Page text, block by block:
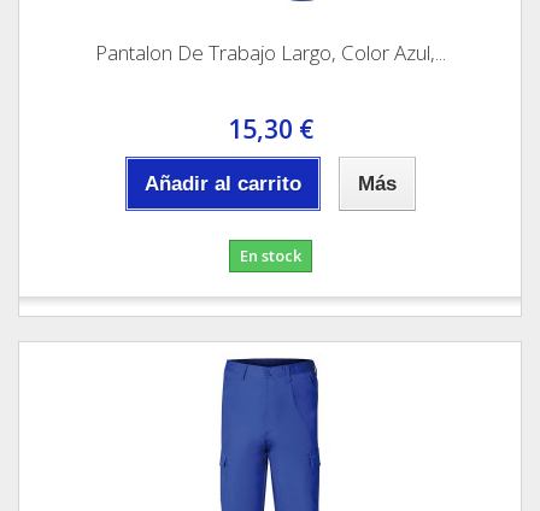
Pantalon De Trabajo Largo, Color Azul,...
15,30 €
Añadir al carrito Más
En stock